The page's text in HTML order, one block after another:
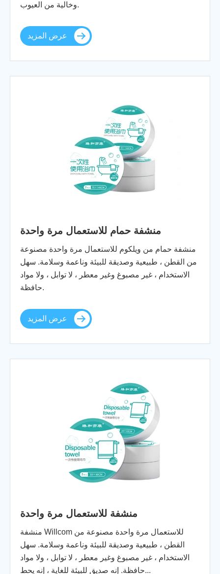
وخالية من العيوب.
منشفة حمام للاستعمال مرة واحدة
منشفة حمام من ويلكوم للاستعمال مرة واحدة مصنوعة
من القطن ، طبيعية وصديقة للبيئة وناعمة وسلامة. سهل
الاستخدام ، غير مصبوغ وغير معطر ، لا توابل ، ولا مواد
حافظة.
منشفة للاستعمال مرة واحدة
منشفة Willcom للاستعمال مرة واحدة مصنوعة من
القطن ، طبيعية وصديقة للبيئة وناعمة وسلامة. سهل
الاستخدام ، غير مصبوغ وغير معطر ، لا توابل ، ولا مواد
حافظة. إنه صديق للبيئة للغاية ، إنه يحط...